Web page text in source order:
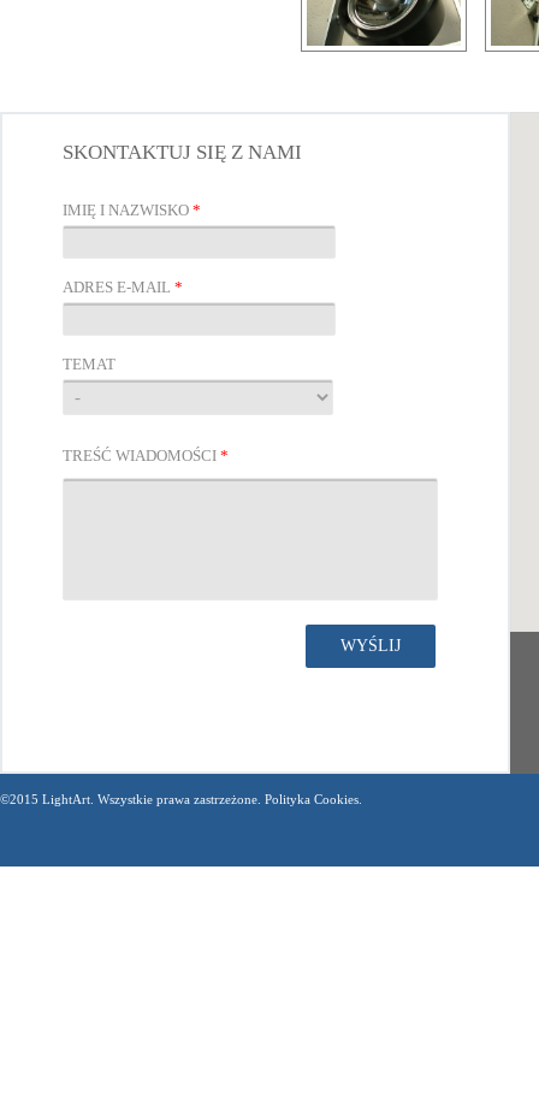
SKONTAKTUJ SIĘ Z NAMI
IMIĘ I NAZWISKO *
ADRES E-MAIL *
TEMAT
TREŚĆ WIADOMOŚCI *
©2015 LightArt. Wszystkie prawa zastrzeżone. Polityka Cookies.